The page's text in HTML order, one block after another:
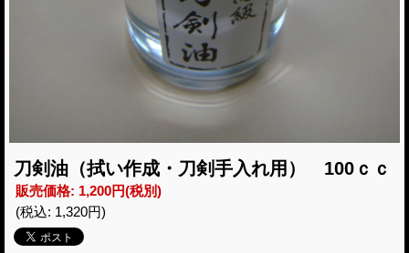
刀剣油（拭い作成・刀剣手入れ用） 100ｃｃ
販売価格: 1,200円(税別)
(税込: 1,320円)